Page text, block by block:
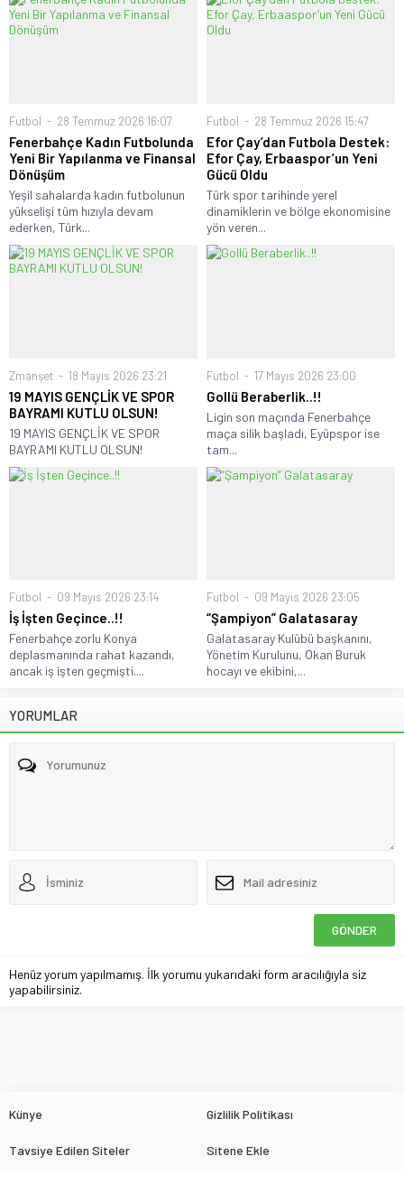
Futbol 28 Temmuz 2026 16:07
Fenerbahçe Kadın Futbolunda
Yeni Bir Yapılanma ve Finansal
Dönüşüm
Yeşil sahalarda kadın futbolunun
yükselişi tüm hızıyla devam
ederken, Türk...
Futbol 28 Temmuz 2026 15:47
Efor Çay’dan Futbola Destek:
Efor Çay, Erbaaspor’un Yeni
Gücü Oldu
Türk spor tarihinde yerel
dinamiklerin ve bölge ekonomisine
yön veren...
Zmanşet 18 Mayıs 2026 23:21
19 MAYIS GENÇLİK VE SPOR
BAYRAMI KUTLU OLSUN!
19 MAYIS GENÇLİK VE SPOR
BAYRAMI KUTLU OLSUN!
Futbol 17 Mayıs 2026 23:00
Gollü Beraberlik..!!
Ligin son maçında Fenerbahçe
maça silik başladı, Eyüpspor ise
tam...
Futbol 09 Mayıs 2026 23:14
İş İşten Geçince..!!
Fenerbahçe zorlu Konya
deplasmanında rahat kazandı,
ancak iş işten geçmişti....
Futbol 09 Mayıs 2026 23:05
“Şampiyon” Galatasaray
Galatasaray Kulübü başkanını,
Yönetim Kurulunu, Okan Buruk
hocayı ve ekibini,...
YORUMLAR
Henüz yorum yapılmamış. İlk yorumu yukarıdaki form aracılığıyla siz
yapabilirsiniz.
Künye Gizlilik Politikası
Tavsiye Edilen Siteler Sitene Ekle